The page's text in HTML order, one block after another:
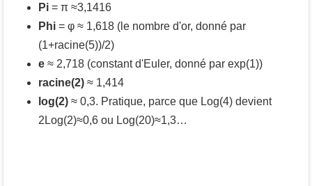
Pi = π ≈3,1416
Phi = φ ≈ 1,618 (le nombre d'or, donné par
(1+racine(5))/2)
e ≈ 2,718 (constant d'Euler, donné par exp(1))
racine(2) ≈ 1,414
log(2) ≈ 0,3. Pratique, parce que Log(4) devient
2Log(2)≈0,6 ou Log(20)≈1,3…